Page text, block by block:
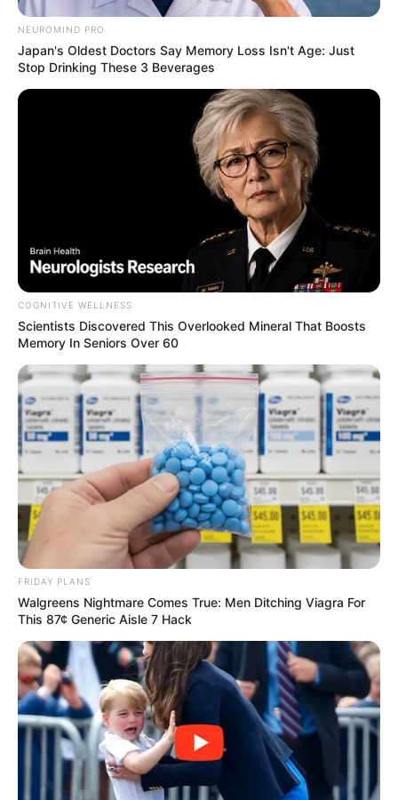
NEUROMIND PRO
Japan's Oldest Doctors Say Memory Loss Isn't Age: Just
Stop Drinking These 3 Beverages
COGNITIVE WELLNESS
Scientists Discovered This Overlooked Mineral That Boosts
Memory In Seniors Over 60
FRIDAY PLANS
Walgreens Nightmare Comes True: Men Ditching Viagra For
This 87¢ Generic Aisle 7 Hack